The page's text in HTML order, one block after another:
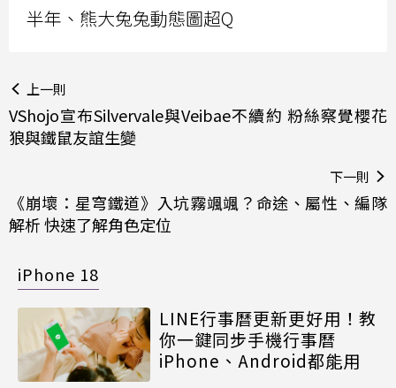
半年、熊大兔兔動態圖超Q
上一則
VShojo宣布Silvervale與Veibae不續約 粉絲察覺櫻花
狼與鐵鼠友誼生變
下一則
《崩壞：星穹鐵道》入坑霧颯颯？命途、屬性、編隊
解析 快速了解角色定位
iPhone 18
LINE行事曆更新更好用！教
你一鍵同步手機行事曆
iPhone、Android都能用